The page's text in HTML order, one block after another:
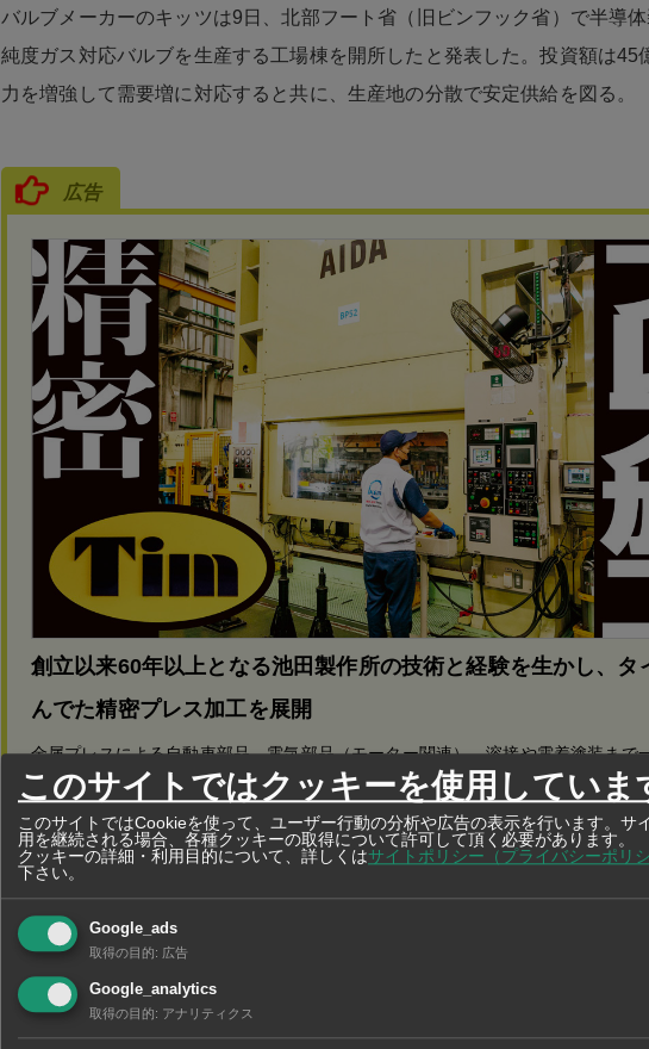
バルブメーカーのキッツは9日、北部フート省（旧ビンフック省）で半導
純度ガス対応バルブを生産する工場棟を開所したと発表した。投資額は45
力を増強して需要増に対応すると共に、生産地の分散で安定供給を図る。
広告
創立以来60年以上となる池田製作所の技術と経験を生かし、タ
んでた精密プレス加工を展開
金属プレスによる自動車部品、電気部品（モーター関連）、溶接や電着塗装まで
Quality Awardで合計21もの賞を獲得！
現地法人のキッツ・コーポレーション・オブ・ベトナムが、第3タンロン
る工場の敷地内に新棟を建設。先月26日に完工式を行った。同団地では
テンレス鋼製バルブの工場を開所している。
キッツのグループは、半導体製造工程で使用される高純度ガス対応バルブ
このサイトではクッキーを使用していま
このサイトではCookieを使って、ユーザー行動の分析や広告の表示を行います。サ
用を継続される場合、各種クッキーの取得について許可して頂く必要があります。
クッキーの詳細・利用目的について、詳しくはサイトポリシー（プライバシーポリシ
下さい。
Google_ads
取得の目的: 広告
Google_analytics
取得の目的: アナリティクス